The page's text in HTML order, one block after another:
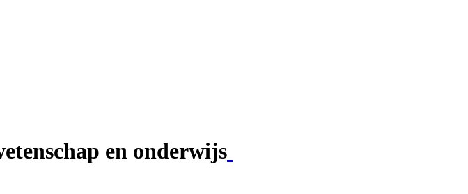
en onderwijs